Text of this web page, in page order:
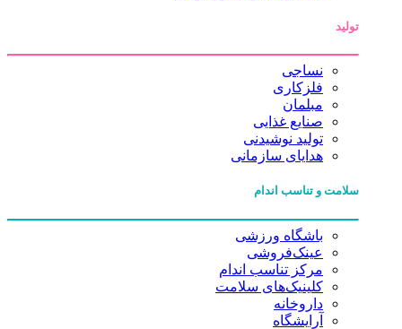
تولید
نساجی
فلزکاری
مبلمان
صنایع غذایی
تولید نوشیدنی
هدایای سازمانی
سلامت و تناسب اندام
باشگاه ورزشی
عینک‌فروشی
مرکز تناسب اندام
کلینیک‌های سلامت
داروخانه
آرایشگاه